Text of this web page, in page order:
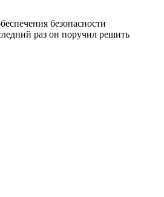
безопасности
раз он поручил решить